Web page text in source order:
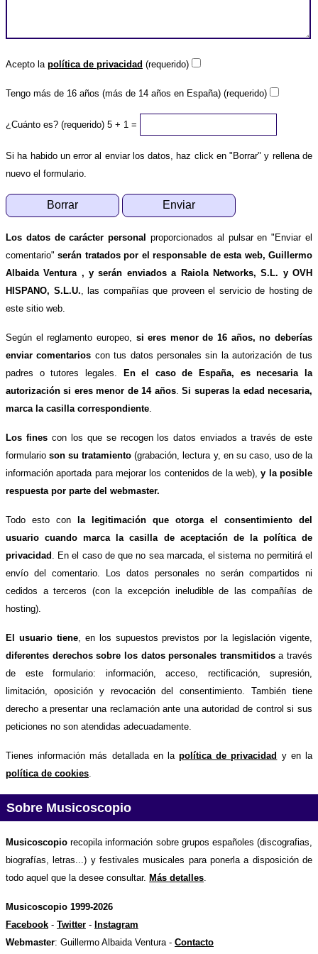
Acepto la política de privacidad (requerido)
Tengo más de 16 años (más de 14 años en España) (requerido)
¿Cuánto es? (requerido) 5 + 1 =
Si ha habido un error al enviar los datos, haz click en "Borrar" y rellena de
nuevo el formulario.
Los datos de carácter personal
proporcionados al pulsar en "Enviar el
comentario"serán tratados por el responsable de esta web, Guillermo
Albaida Ventura , y serán enviados a Raiola Networks, S.L. y OVH
HISPANO, S.L.U. , las compañías que proveen el servicio de hosting de
este sitio web.
Según el reglamento europeo, si eres menor de 16 años, no deberías
enviar comentarios con tus datos personales sin la autorización de tus
padres o tutores legales.
En el caso de España, es necesaria la
autorización si eres menor de 14 años.Si superas la edad necesaria,
marca la casilla correspondiente
Los finescon los que se recogen los datos enviados a través de este
formularioson su tratamiento (grabación, lectura y, en su caso, uso de la
información aportada para mejorar los contenidos de la web),y la posible
respuesta por parte del webmaster.
Todo esto con
la legitimación que otorga el consentimiento del
usuario cuando marca la casilla de aceptación de la política de
privacidad
. En el caso de que no sea marcada, el sistema no permitirá el
envío del comentario. Los datos personales no serán compartidos ni
cedidos a terceros (con la excepción ineludible de las compañías de
hosting).
El usuario tiene, en los supuestos previstos por la legislación vigente,
diferentes derechos sobre los datos personales transmitidosa través
de este formulario: información, acceso, rectificación, supresión,
limitación, oposición y revocación del consentimiento. También tiene
derecho a presentar una reclamación ante una autoridad de control si sus
peticiones no son atendidas adecuadamente.
Tienes información más detallada en lapolítica de privacidad y en la
política de cookies
Sobre Musicoscopio
Musicoscopio recopila información sobre grupos españoles (discografias,
biografías, letras...) y festivales musicales para ponerla a disposición de
todo aquel que la desee consultar. Más detalles.
Musicoscopio 1999-2026
Facebook - Twitter - Instagram
Webmaster: Guillermo Albaida Ventura - Contacto